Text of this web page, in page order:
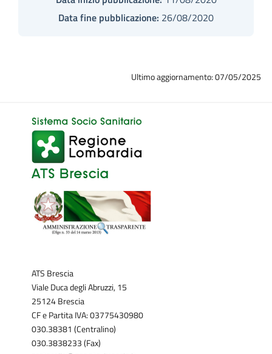
Data fine pubblicazione: 26/08/2020
Ultimo aggiornamento: 07/05/2025
ATS Brescia
Viale Duca degli Abruzzi, 15
25124 Brescia
CF e Partita IVA: 03775430980
030.38381 (Centralino)
030.3838233 (Fax)